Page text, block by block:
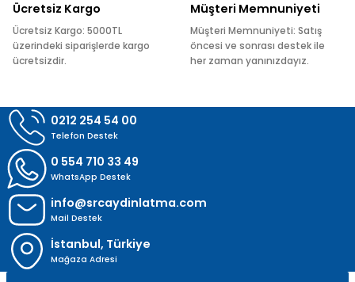
Ücretsiz Kargo
Ücretsiz Kargo: 5000TL
üzerindeki siparişlerde kargo
ücretsizdir.
Müşteri Memnuniyeti
Müşteri Memnuniyeti: Satış
öncesi ve sonrası destek ile
her zaman yanınızdayız.
0212 254 54 00
Telefon Destek
0 554 710 33 49
WhatsApp Destek
info@srcaydinlatma.com
Mail Destek
İstanbul, Türkiye
Mağaza Adresi